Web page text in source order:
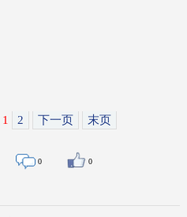
1 2 下一页 末页
0 0